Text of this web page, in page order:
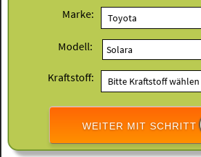
Marke:
Modell:
Kraftstoff:
WEITER MIT SCHRITT